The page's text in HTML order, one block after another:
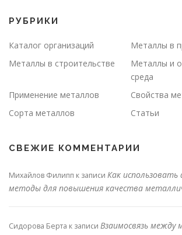
РУБРИКИ
Каталог организаций
Металлы в
Металлы в строительстве
Металлы и
среда
Применение металлов
Свойства
Сорта металлов
Статьи
СВЕЖИЕ КОММЕНТАРИИ
Михайлов Филипп к записи Как использовать
методы для повышения качества
Сидорова Берта к записи Взаимосвязь между